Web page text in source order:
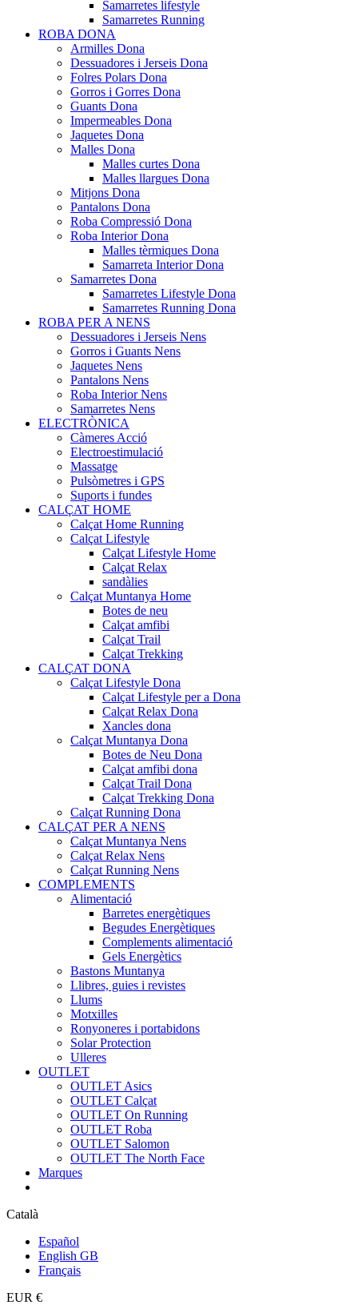
Samarretes lifestyle
Samarretes Running
ROBA DONA
Armilles Dona
Dessuadores i Jerseis Dona
Folres Polars Dona
Gorros i Gorres Dona
Guants Dona
Impermeables Dona
Jaquetes Dona
Malles Dona
Malles curtes Dona
Malles llargues Dona
Mitjons Dona
Pantalons Dona
Roba Compressió Dona
Roba Interior Dona
Malles tèrmiques Dona
Samarreta Interior Dona
Samarretes Dona
Samarretes Lifestyle Dona
Samarretes Running Dona
ROBA PER A NENS
Dessuadores i Jerseis Nens
Gorros i Guants Nens
Jaquetes Nens
Pantalons Nens
Roba Interior Nens
Samarretes Nens
ELECTRÒNICA
Càmeres Acció
Electroestimulació
Massatge
Pulsòmetres i GPS
Suports i fundes
CALÇAT HOME
Calçat Home Running
Calçat Lifestyle
Calçat Lifestyle Home
Calçat Relax
sandàlies
Calçat Muntanya Home
Botes de neu
Calçat amfibi
Calçat Trail
Calçat Trekking
CALÇAT DONA
Calçat Lifestyle Dona
Calçat Lifestyle per a Dona
Calçat Relax Dona
Xancles dona
Calçat Muntanya Dona
Botes de Neu Dona
Calçat amfibi dona
Calçat Trail Dona
Calçat Trekking Dona
Calçat Running Dona
CALÇAT PER A NENS
Calçat Muntanya Nens
Calçat Relax Nens
Calçat Running Nens
COMPLEMENTS
Alimentació
Barretes energètiques
Begudes Energètiques
Complements alimentació
Gels Energètics
Bastons Muntanya
Llibres, guies i revistes
Llums
Motxilles
Ronyoneres i portabidons
Solar Protection
Ulleres
OUTLET
OUTLET Asics
OUTLET Calçat
OUTLET On Running
OUTLET Roba
OUTLET Salomon
OUTLET The North Face
Marques
Català
Español
English GB
Français
EUR €